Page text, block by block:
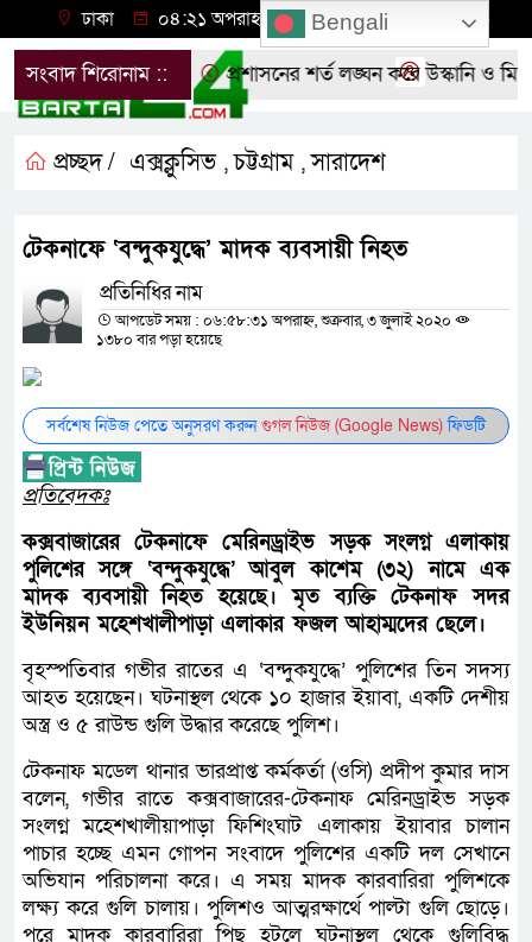
ঢাকা ০৪:২১ অপরাহ্ন, বৃহস্পতিবার, ০৬ অগাস্ট ২০২৬
সংবাদ শিরোনাম ::
ছাত্রদলের বিক্ষোভ প্রশাসনের শর্ত লঙ্ঘন করে উস্কানি ও
প্রচ্ছদ / এক্সক্লুসিভ ,চট্টগ্রাম ,সারাদেশ
টেকনাফে ‘বন্দুকযুদ্ধে’ মাদক ব্যবসায়ী নিহত
প্রতিনিধির নাম
আপডেট সময় : ০৬:৫৮:৩১ অপরাহ্ন, শুক্রবার, ৩ জুলাই ২০২০
১৩৮০ বার পড়া হয়েছে
সর্বশেষ নিউজ পেতে অনুসরণ করুনগুগল নিউজ (Google News)ফিডটি
প্রতিবেদকঃ
কক্সবাজারের টেকনাফে মেরিনড্রাইভ সড়ক সংলগ্ন এলাকায়
পুলিশের সঙ্গে ‘বন্দুকযুদ্ধে’ আবুল কাশেম (৩২) নামে এক
মাদক ব্যবসায়ী নিহত হয়েছে। মৃত ব্যক্তি টেকনাফ সদর
ইউনিয়ন মহেশখালীপাড়া এলাকার ফজল আহাম্মদের ছেলে।
বৃহস্পতিবার গভীর রাতের এ ‘বন্দুকযুদ্ধে’ পুলিশের তিন সদস্য
আহত হয়েছেন। ঘটনাস্থল থেকে ১০ হাজার ইয়াবা, একটি দেশীয়
অস্ত্র ও ৫ রাউন্ড গুলি উদ্ধার করেছে পুলিশ।
টেকনাফ মডেল থানার ভারপ্রাপ্ত কর্মকর্তা (ওসি) প্রদীপ কুমার দাস
বলেন, গভীর রাতে কক্সবাজারের-টেকনাফ মেরিনড্রাইভ সড়ক
সংলগ্ন মহেশখালীয়াপাড়া ফিশিংঘাট এলাকায় ইয়াবার চালান
পাচার হচ্ছে এমন গোপন সংবাদে পুলিশের একটি দল সেখানে
অভিযান পরিচালনা করে। এ সময় মাদক কারবারিরা পুলিশকে
লক্ষ্য করে গুলি চালায়। পুলিশও আত্মরক্ষার্থে পাল্টা গুলি ছোড়ে।
পরে মাদক কারবারিরা পিছু হটলে ঘটনাস্থল থেকে গুলিবিদ্ধ
Bengali